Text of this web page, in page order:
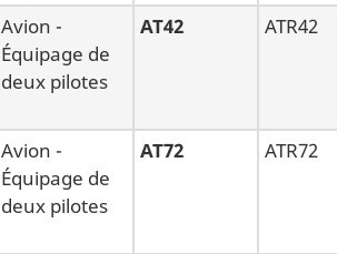
Avion -
Équipage de
deux pilotes
AT42 ATR42
Avion -
Équipage de
deux pilotes
AT72 ATR72